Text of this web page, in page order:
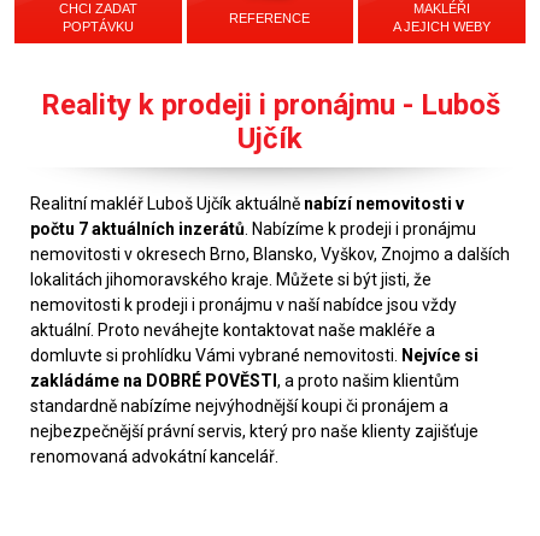
CHCI ZADAT
POPTÁVKU
REFERENCE
MAKLÉŘI
A JEJICH WEBY
Reality k prodeji i pronájmu - Luboš
Ujčík
Realitní makléř Luboš Ujčík aktuálně nabízí nemovitosti v
počtu 7 aktuálních inzerátů . Nabízíme k prodeji i pronájmu
nemovitosti v okresech Brno, Blansko, Vyškov, Znojmo a dalších
lokalitách jihomoravského kraje. Můžete si být jisti, že
nemovitosti k prodeji i pronájmu v naší nabídce jsou vždy
aktuální. Proto neváhejte kontaktovat naše makléře a
domluvte si prohlídku Vámi vybrané nemovitosti.
Nejvíce si
zakládáme na DOBRÉ POVĚSTI , a proto našim klientům
standardně nabízíme nejvýhodnější koupi či pronájem a
nejbezpečnější právní servis, který pro naše klienty zajišťuje
renomovaná advokátní kancelář.